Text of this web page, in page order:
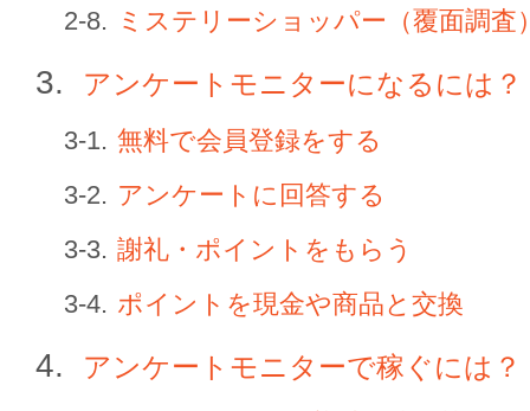
ミステリーショッパー（覆面調査
アンケートモニターになるには？
無料で会員登録をする
アンケートに回答する
謝礼・ポイントをもらう
ポイントを現金や商品と交換
アンケートモニターで稼ぐには？